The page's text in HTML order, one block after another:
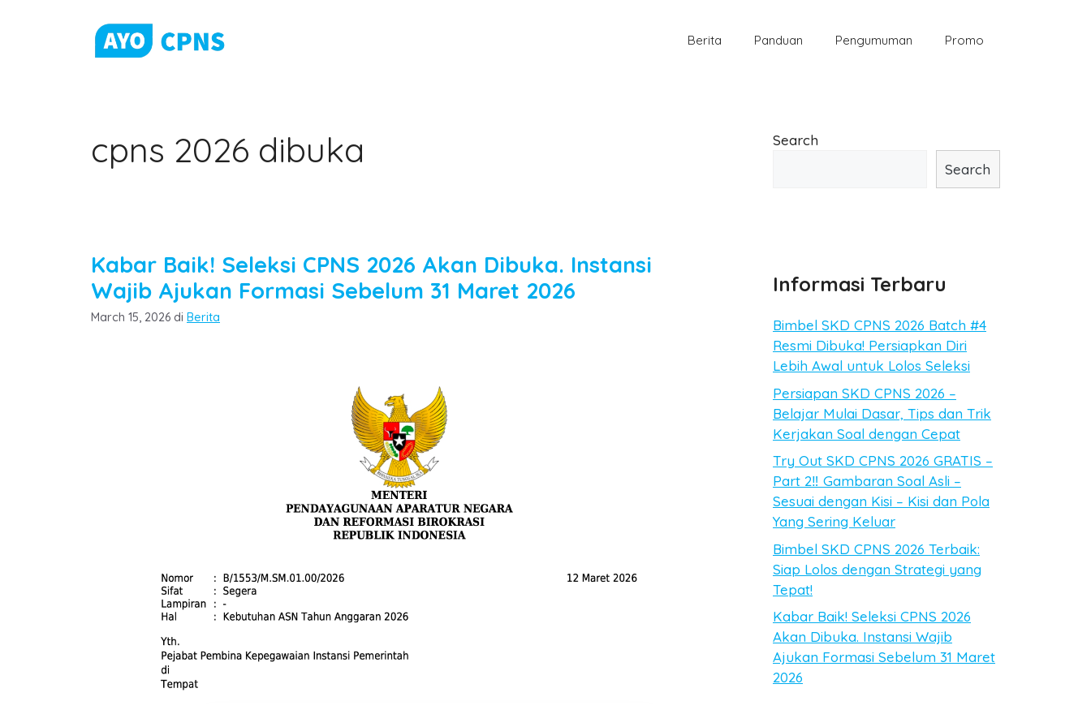
Berita Panduan Pengumuman Promo
cpns 2026 dibuka
Kabar Baik! Seleksi CPNS 2026 Akan Dibuka. Instansi
Wajib Ajukan Formasi Sebelum 31 Maret 2026
March 15, 2026 di Categories
Berita
Search
Search
Informasi Terbaru
Bimbel SKD CPNS 2026 Batch #4
Resmi Dibuka! Persiapkan Diri
Lebih Awal untuk Lolos Seleksi
Persiapan SKD CPNS 2026 –
Belajar Mulai Dasar, Tips dan Trik
Kerjakan Soal dengan Cepat
Try Out SKD CPNS 2026 GRATIS –
Part 2‼️ Gambaran Soal Asli –
Sesuai dengan Kisi – Kisi dan Pola
Yang Sering Keluar
Bimbel SKD CPNS 2026 Terbaik:
Siap Lolos dengan Strategi yang
Tepat!
Kabar Baik! Seleksi CPNS 2026
Akan Dibuka. Instansi Wajib
Ajukan Formasi Sebelum 31 Maret
2026